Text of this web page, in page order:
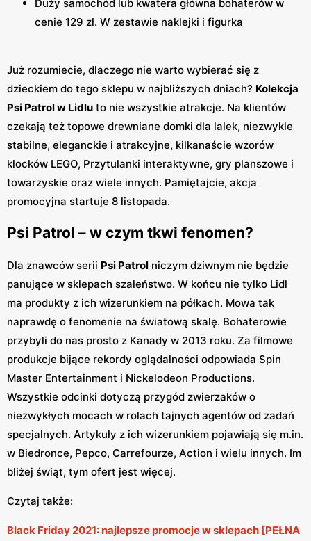
Duży samochód lub kwatera główna bohaterów w
cenie 129 zł. W zestawie naklejki i figurka
Już rozumiecie, dlaczego nie warto wybierać się z
dzieckiem do tego sklepu w najbliższych dniach? Kolekcja
Psi Patrol w Lidlu to nie wszystkie atrakcje. Na klientów
czekają też topowe drewniane domki dla lalek, niezwykle
stabilne, eleganckie i atrakcyjne, kilkanaście wzorów
klocków LEGO, Przytulanki interaktywne, gry planszowe i
towarzyskie oraz wiele innych. Pamiętajcie, akcja
promocyjna startuje 8 listopada.
Psi Patrol – w czym tkwi fenomen?
Dla znawców serii Psi Patrol niczym dziwnym nie będzie
panujące w sklepach szaleństwo. W końcu nie tylko Lidl
ma produkty z ich wizerunkiem na półkach. Mowa tak
naprawdę o fenomenie na światową skalę. Bohaterowie
przybyli do nas prosto z Kanady w 2013 roku. Za filmowe
produkcje bijące rekordy oglądalności odpowiada Spin
Master Entertainment i Nickelodeon Productions.
Wszystkie odcinki dotyczą przygód zwierzaków o
niezwykłych mocach w rolach tajnych agentów od zadań
specjalnych. Artykuły z ich wizerunkiem pojawiają się m.in.
w Biedronce, Pepco, Carrefourze, Action i wielu innych. Im
bliżej świąt, tym ofert jest więcej.
Czytaj także:
Black Friday 2021: najlepsze promocje w sklepach [PEŁNA